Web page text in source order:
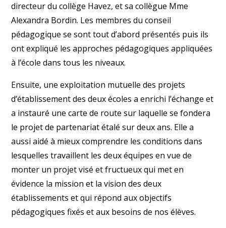
directeur du collège Havez, et sa collègue Mme
Alexandra Bordin. Les membres du conseil
pédagogique se sont tout d’abord présentés puis ils
ont expliqué les approches pédagogiques appliquées
à l’école dans tous les niveaux.
Ensuite, une exploitation mutuelle des projets
d’établissement des deux écoles a enrichi l’échange et
a instauré une carte de route sur laquelle se fondera
le projet de partenariat étalé sur deux ans. Elle a
aussi aidé à mieux comprendre les conditions dans
lesquelles travaillent les deux équipes en vue de
monter un projet visé et fructueux qui met en
évidence la mission et la vision des deux
établissements et qui répond aux objectifs
pédagogiques fixés et aux besoins de nos élèves.